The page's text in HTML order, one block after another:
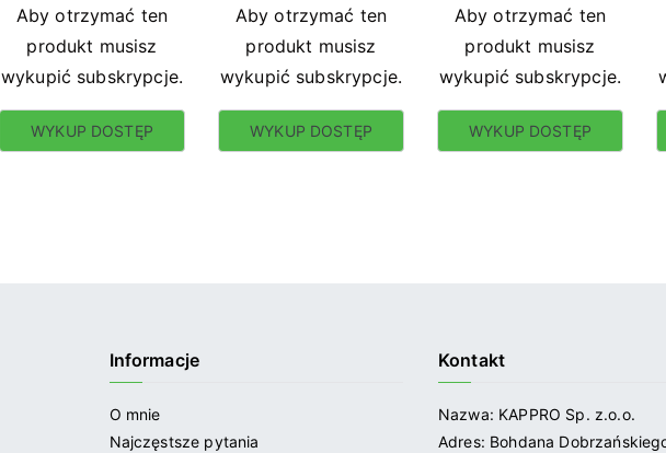
Aby otrzymać ten
produkt musisz
wykupić subskrypcje.
WYKUP DOSTĘP
Aby otrzymać ten
produkt musisz
wykupić subskrypcje.
WYKUP DOSTĘP
Aby otrzymać ten
produkt musisz
wykupić subskrypcje.
WYKUP DOSTĘP
Informacje
O mnie
Najczęstsze pytania
Kontakt
Nazwa: KAPPRO Sp. z.o.o.
Adres: Bohdana